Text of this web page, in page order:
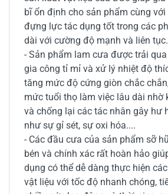
bĩ ổn định cho sản phẩm cùng
đựng lực tác dụng tốt trong các
dài với cường độ mạnh và liên tục.
- Sản phẩm lam cưa được trải
gia công tỉ mỉ và xử lý nhiệt độ
tăng mức độ cứng giòn chắc
mức tuổi thọ làm việc lâu dài nhờ
và chống lại các tác nhân gây hư
như sự gỉ sét, sự oxi hóa....
- Các đầu cưa của sản phẩm sỡ
bén và chính xác rất hoàn hảo
dụng có thể dễ dàng thực hiện
vật liệu với tốc độ nhanh chóng,